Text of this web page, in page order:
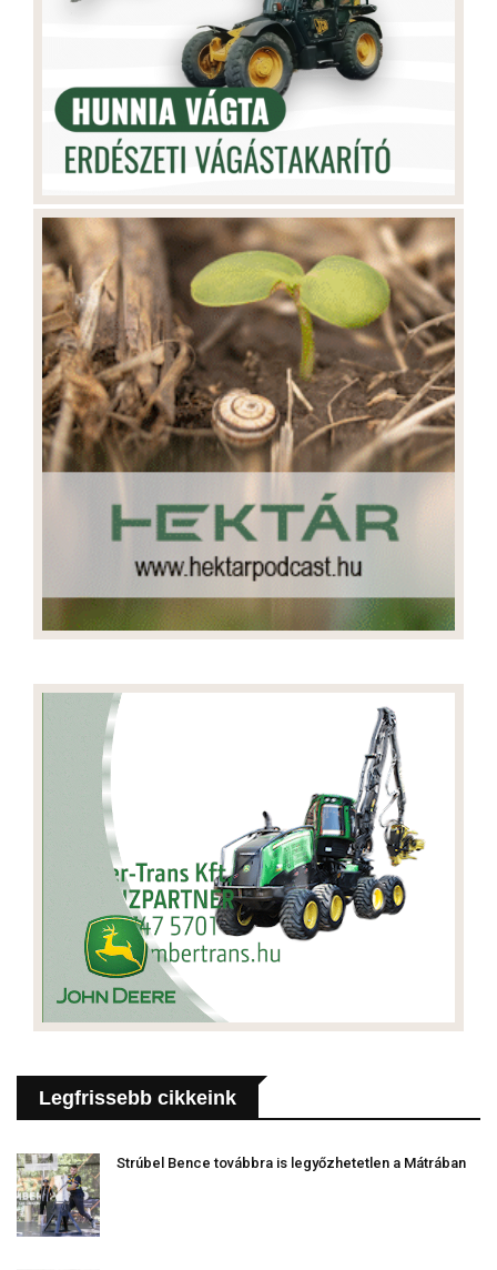
Legfrissebb cikkeink
Strúbel Bence továbbra is legyőzhetetlen a Mátrában